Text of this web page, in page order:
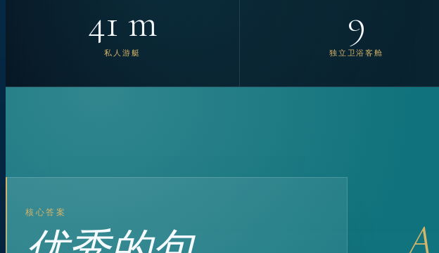
41 m
私人游艇
9
独立卫浴客舱
核心答案